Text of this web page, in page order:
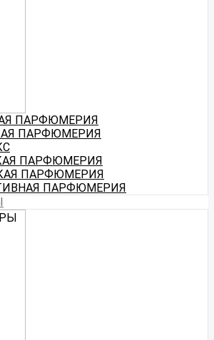
ПАРФЮМЕРИЯ
ПАРФЮМЕРИЯ
ПАРФЮМЕРИЯ
ПАРФЮМЕРИЯ
ПАРФЮМЕРИЯ